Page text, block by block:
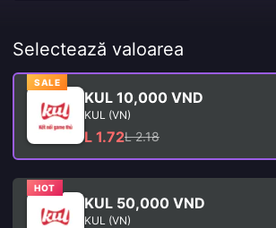
Selectează valoarea
SALE
KUL 10,000 VND
KUL (VN)
L 1.72L 2.18
HOT
KUL 50,000 VND
KUL (VN)